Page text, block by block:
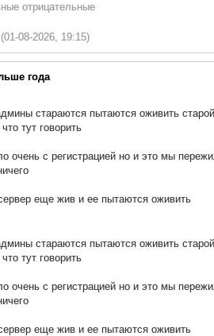
отрицательные
(01-08-2026, 19:15)
года
стараются пытаются оживить
тут говорить
очень с регистрацией но и это мы
еще жив и ее пытаются оживить
стараются пытаются оживить
тут говорить
очень с регистрацией но и это мы
еще жив и ее пытаются оживить